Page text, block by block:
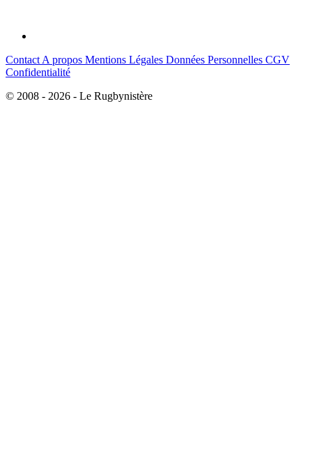
Contact A propos Mentions Légales Données Personnelles CGV
Confidentialité
© 2008 - 2026 - Le Rugbynistère